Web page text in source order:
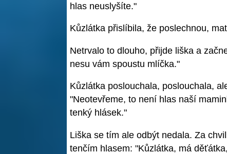
hlas neuslyšíte."
Kůzlátka přislíbila, že poslechnou,
Netrvalo to dlouho, přijde liška a
nesu vám spoustu mlíčka."
Kůzlátka poslouchala, poslouchala,
"Neotevřeme, to není hlas naší
tenký hlásek."
Liška se tím ale odbýt nedala. Za
tenčím hlasem: "Kůzlátka, má